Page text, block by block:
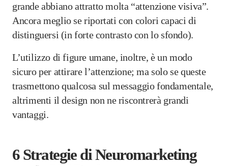
grande abbiano attratto molta “attenzione visiva”.
Ancora meglio se riportati con colori capaci di
distinguersi (in forte contrasto con lo sfondo).
L’utilizzo di figure umane, inoltre, è un modo
sicuro per attirare l’attenzione; ma solo se queste
trasmettono qualcosa sul messaggio fondamentale,
altrimenti il design non ne riscontrerà grandi
vantaggi.
6 Strategie di Neuromarketing